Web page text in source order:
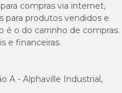
compras via internet,
para produtos vendidos e
é o do carrinho de compras.
e financeiras.
A - Alphaville Industrial,